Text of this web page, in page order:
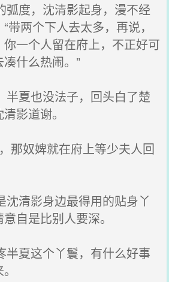
度，沈清影起身，漫不经
带两个下人去太多，再说，
一个人留在府上，不正好可
什么热闹。”
夏也没法子，回头白了楚
影道谢。
那奴婢就在府上等少夫人回
清影身边最得用的贴身丫
自是比别人要深。
夏这个丫鬟，有什么好事